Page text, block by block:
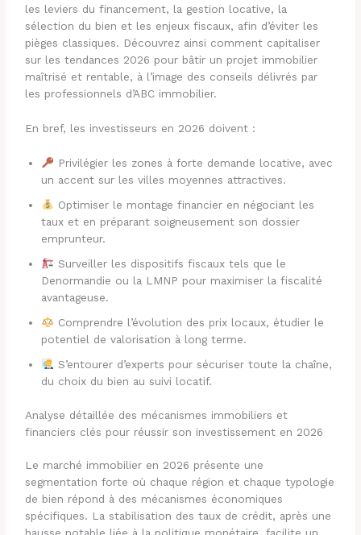
les leviers du financement, la gestion locative, la
sélection du bien et les enjeux fiscaux, afin d’éviter les
pièges classiques. Découvrez ainsi comment capitaliser
sur les tendances 2026 pour bâtir un projet immobilier
maîtrisé et rentable, à l’image des conseils délivrés par
les professionnels d’ABC immobilier.
En bref, les investisseurs en 2026 doivent :
Privilégier les zones à forte demande locative, avec
un accent sur les villes moyennes attractives.
Optimiser le montage financier en négociant les
taux et en préparant soigneusement son dossier
emprunteur.
Surveiller les dispositifs fiscaux tels que le
Denormandie ou la LMNP pour maximiser la fiscalité
avantageuse.
Comprendre l’évolution des prix locaux, étudier le
potentiel de valorisation à long terme.
S’entourer d’experts pour sécuriser toute la chaîne,
du choix du bien au suivi locatif.
Analyse détaillée des mécanismes immobiliers et
financiers clés pour réussir son investissement en 2026
Le marché immobilier en 2026 présente une
segmentation forte où chaque région et chaque typologie
de bien répond à des mécanismes économiques
spécifiques. La stabilisation des taux de crédit, après une